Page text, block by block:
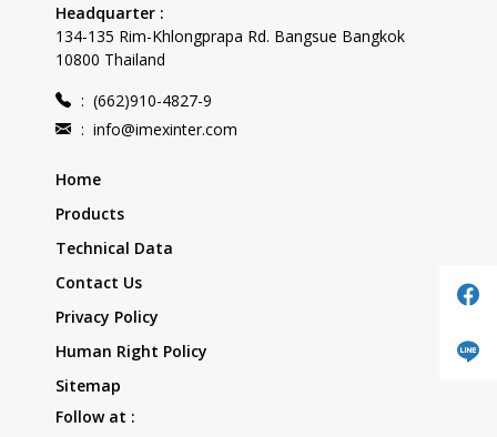
Headquarter :
134-135 Rim-Khlongprapa Rd. Bangsue Bangkok
10800 Thailand
: (662)910-4827-9
: info@imexinter.com
Home
Products
Technical Data
Contact Us
Privacy Policy
Human Right Policy
Sitemap
Follow at :